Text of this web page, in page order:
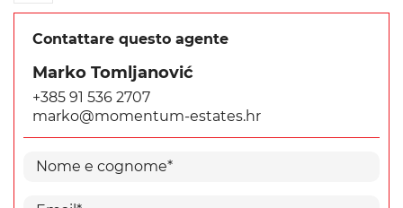
Contattare questo agente
Marko Tomljanović
+385 91 536 2707
marko@momentum-estates.hr